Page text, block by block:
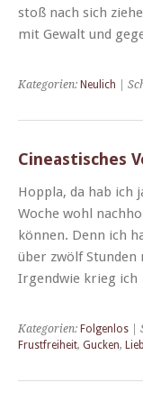
stoß nach sich
mit Gewalt und
Kategorien: Neulich |
Cineastisches
Hop­pla, da hab ich
Woche wohl
kön­nen. Denn ich
über zwölf
Irgend­wie krieg
Kategorien: Folgenlos |
Frustfreiheit, Gucken,